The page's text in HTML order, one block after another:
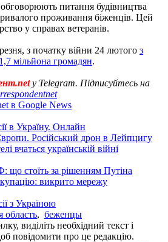
питання будівництва
проживання біженців. Цей
у справах ветеранів.
з початку війни 24 лютого з
мільйона громадян.
у Telegram. Підписуйтесь на
в Google News
в Україну. Онлайн
Російський дрон в Лейпцигу
вчаться українській війні
що стоїть за рішенням Путіна
викрито мережу
з Україною
область, беженцы
виділіть необхідний текст і
повідомити про це редакцію.